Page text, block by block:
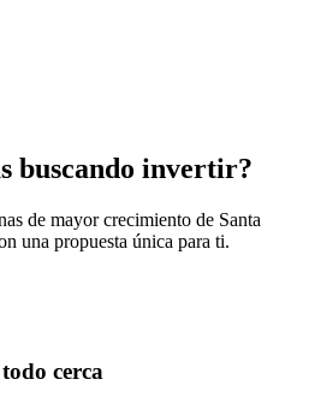
buscando invertir?
de mayor crecimiento de Santa
una propuesta única para ti.
cerca